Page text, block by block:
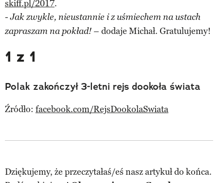
skiff.pl/2017.
- Jak zwykle, nieustannie i z uśmiechem na ustach
zapraszam na pokład! – dodaje Michał. Gratulujemy!
1 z 1
Polak zakończył 3-letni rejs dookoła świata
Źródło: facebook.com/RejsDookolaSwiata
Dziękujemy, że przeczytałaś/eś nasz artykuł do końca.